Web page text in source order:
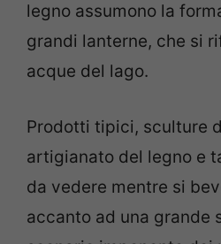
legno assumono la
grandi lanterne, che si
acque del lago.
Prodotti tipici, sculture
artigianato del legno e
da vedere mentre si
accanto ad una grande